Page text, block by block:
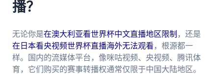
播？
无论你是在澳大利亚看世界杯中文直播地区限制 ，还是
在日本看央视频世界杯直播海外无法观看 ，根源都一
样。国内的流媒体平台，像咪咕视频、央视频、腾讯体
育，它们购买的赛事转播权通常仅限于中国大陆地区。